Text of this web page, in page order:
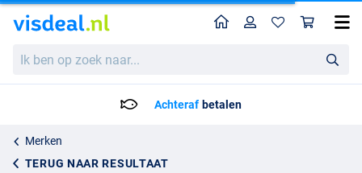
ben
HomeProfiel
Achteraf betalen
Merken
TERUG NAAR RESULTAAT